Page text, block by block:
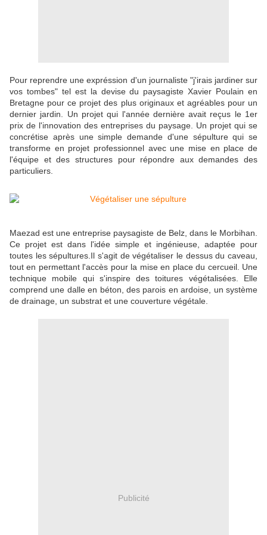
Pour reprendre une expréssion d'un journaliste "j'irais jardiner sur
vos tombes" tel est la devise du paysagiste Xavier Poulain en
Bretagne pour ce projet des plus originaux et agréables pour un
dernier jardin. Un projet qui l'année dernière avait reçus le 1er
prix de l'innovation des entreprises du paysage. Un projet qui se
concrétise après une simple demande d'une sépulture qui se
transforme en projet professionnel avec une mise en place de
l'équipe et des structures pour répondre aux demandes des
particuliers.
Maezad est une entreprise paysagiste de Belz, dans le Morbihan.
Ce projet est dans l'idée simple et ingénieuse, adaptée pour
toutes les sépultures.Il s'agit de végétaliser le dessus du caveau,
tout en permettant l'accès pour la mise en place du cercueil. Une
technique mobile qui s'inspire des toitures végétalisées. Elle
comprend une dalle en béton, des parois en ardoise, un système
de drainage, un substrat et une couverture végétale.
Publicité